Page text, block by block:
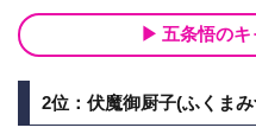
五条悟のキ
2位：伏魔御厨子(ふくま